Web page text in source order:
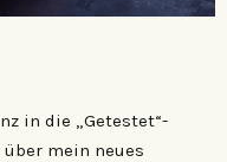
in die „Getestet“-
mein neues